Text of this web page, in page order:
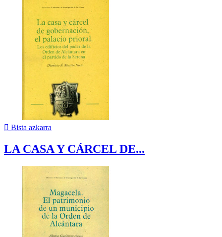
 Bista azkarra
LA CASA Y CÁRCEL DE...